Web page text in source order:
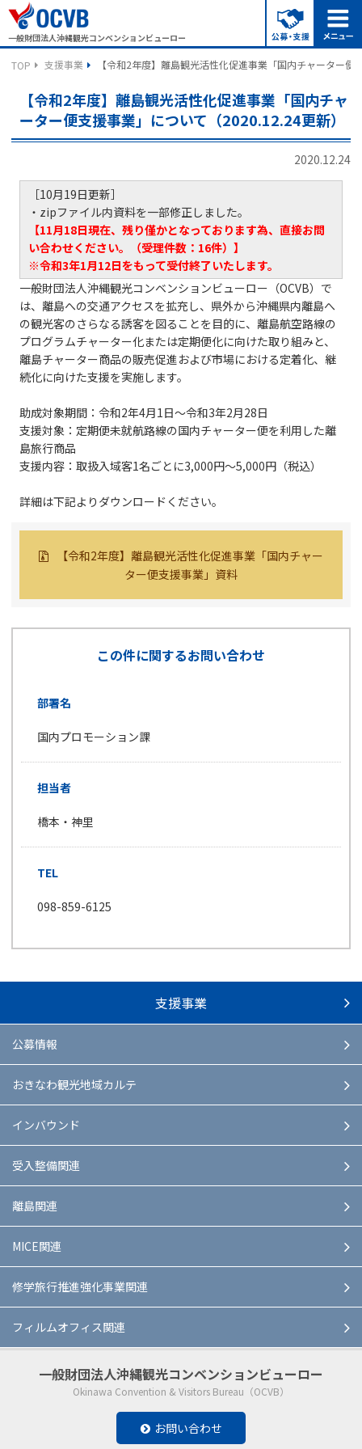
一般財団法人沖縄観光コンベンションビューロー
TOP 支援事業 【令和2年度】離島観光活性化促進事業「国内チャーター
【令和2年度】離島観光活性化促進事業「国内チャ
ーター便支援事業」について（2020.12.24更新）
2020.12.24
［10月19日更新］
・zipファイル内資料を一部修正しました。
【11月18日現在、残り僅かとなっております為、直接お問
い合わせください。（受理件数：16件）】
※令和3年1月12日をもって受付終了いたします。
一般財団法人沖縄観光コンベンションビューロー（OCVB）で
は、離島への交通アクセスを拡充し、県外から沖縄県内離島へ
の観光客のさらなる誘客を図ることを目的に、離島航空路線の
プログラムチャーター化または定期便化に向けた取り組みと、
離島チャーター商品の販売促進および市場における定着化、継
続化に向けた支援を実施します。
助成対象期間：令和2年4月1日～令和3年2月28日
支援対象：定期便未就航路線の国内チャーター便を利用した離
島旅行商品
支援内容：取扱入域客1名ごとに3,000円～5,000円（税込）
詳細は下記よりダウンロードください。
【令和2年度】離島観光活性化促進事業「国内チャー
ター便支援事業」資料
この件に関するお問い合わせ
部署名
国内プロモーション課
担当者
橋本・神里
TEL
098-859-6125
支援事業
公募情報
おきなわ観光地域カルテ
インバウンド
受入整備関連
離島関連
MICE関連
修学旅行推進強化事業関連
フィルムオフィス関連
一般財団法人沖縄観光コンベンションビューロー
Okinawa Convention & Visitors Bureau（OCVB）
お問い合わせ